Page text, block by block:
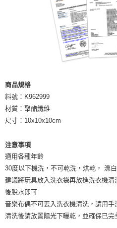
商品規格
料號：K962999
材質：聚酯纖維
尺寸：10x10x10cm
注意事項
適用各種年齡
30度以下機洗，不可乾洗，烘乾， 漂
建議將玩具放入洗衣袋再放進洗衣機
後脫水即可
音樂布偶不可丟入洗衣機清洗，請用手
清洗後請放置陽光下曬乾，並確保已完